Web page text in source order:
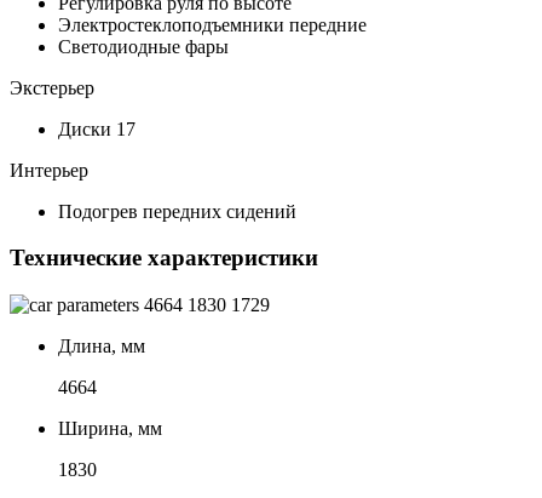
Электростеклоподъемники передние
Светодиодные фары
Экстерьер
Диски 17
Интерьер
Подогрев передних сидений
Технические характеристики
4664 1830 1729
Длина, мм
4664
Ширина, мм
1830